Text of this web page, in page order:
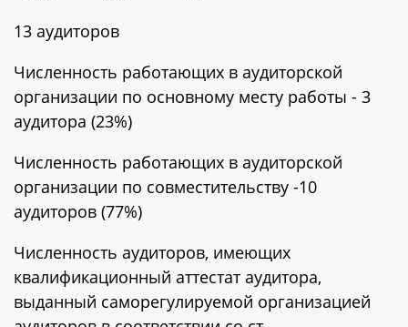
13 аудиторов
Численность работающих в аудиторской
организации по основному месту работы - 3
аудитора (23%)
Численность работающих в аудиторской
организации по совместительству -10
аудиторов (77%)
Численность аудиторов, имеющих
квалификационный аттестат аудитора,
выданный саморегулируемой организацией